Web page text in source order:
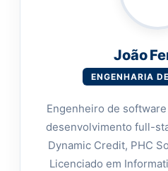
João
ENGENHARIA
Engenheiro de
desenvolvimento full-
Dynamic Credit, PHC
Licenciado em